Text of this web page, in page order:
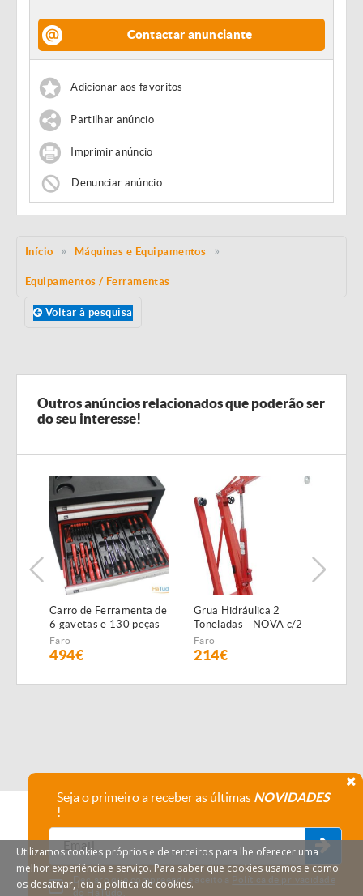
Contactar anunciante
Adicionar aos favoritos
Partilhar anúncio
Imprimir anúncio
Denunciar anúncio
Início Máquinas e Equipamentos
Equipamentos / Ferramentas
Voltar à pesquisa
Outros anúncios relacionados que poderão ser
do seu interesse!
Carro de Ferramenta de
6 gavetas e 130 peças -
NOVO - c/Garantia
Faro
494€
Grua Hidráulica 2
Toneladas - NOVA c/2
anos garantia
Faro
214€
Seja o primeiro a receber as últimas NOVIDADES
!
Declaro que compreendi e aceito a Política de privacidade
do HáTudo.
Utilizamos cookies próprios e de terceiros para lhe oferecer uma
melhor experiência e serviço. Para saber que cookies usamos e como
os desativar, leia a política de cookies.